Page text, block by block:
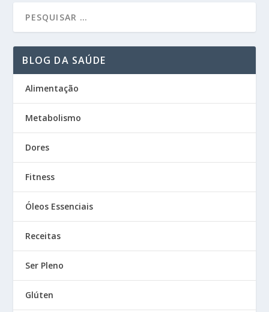
BLOG DA SAÚDE
Alimentação
Metabolismo
Dores
Fitness
Óleos Essenciais
Receitas
Ser Pleno
Glúten